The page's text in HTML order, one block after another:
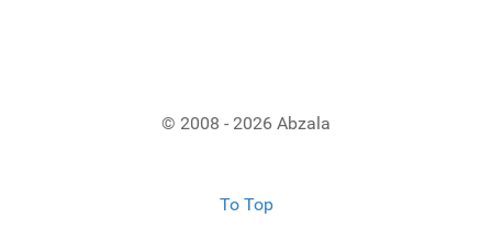
© 2008 - 2026 Abzala
To Top